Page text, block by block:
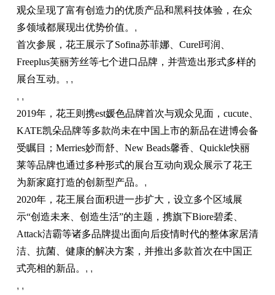
观众呈现了富有创造力的优质产品和黑科技体验，在众
多领域都展现出优势价值。 ,
首次参展，花王展示了Sofina苏菲娜、Curel珂润、
Freeplus芙丽芳丝等七个进口品牌，并营造出形式多样的
展台互动。 , ,
, ,
2019年，花王则携est媛色品牌首次与观众见面，cucute、
KATE凯朵品牌等多款尚未在中国上市的新品在进博会备
受瞩目；Merries妙而舒、New Beads馨香、Quickle快丽
莱等品牌也通过多种形式的展台互动向观众展示了花王
为新家庭打造的创新型产品。 ,
2020年，花王展台面积进一步扩大，设立多个区域展
示“创造未来、创造生活”的主题，携旗下Biore碧柔、
Attack洁霸等诸多品牌提出面向后疫情时代的整体家居清
洁、抗菌、健康的解决方案，并推出多款首次在中国正
式亮相的新品。 , ,
, ,